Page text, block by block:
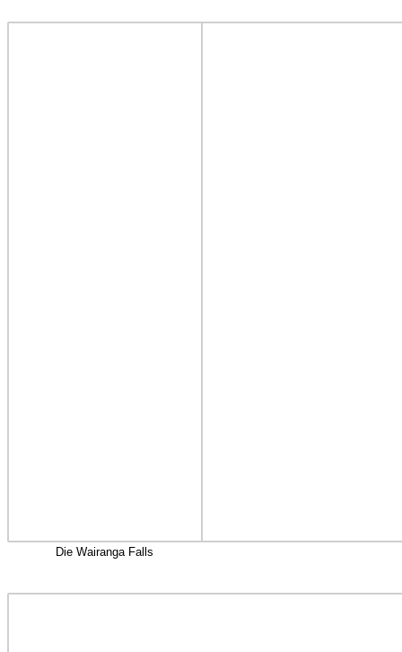
Die Wairanga Falls